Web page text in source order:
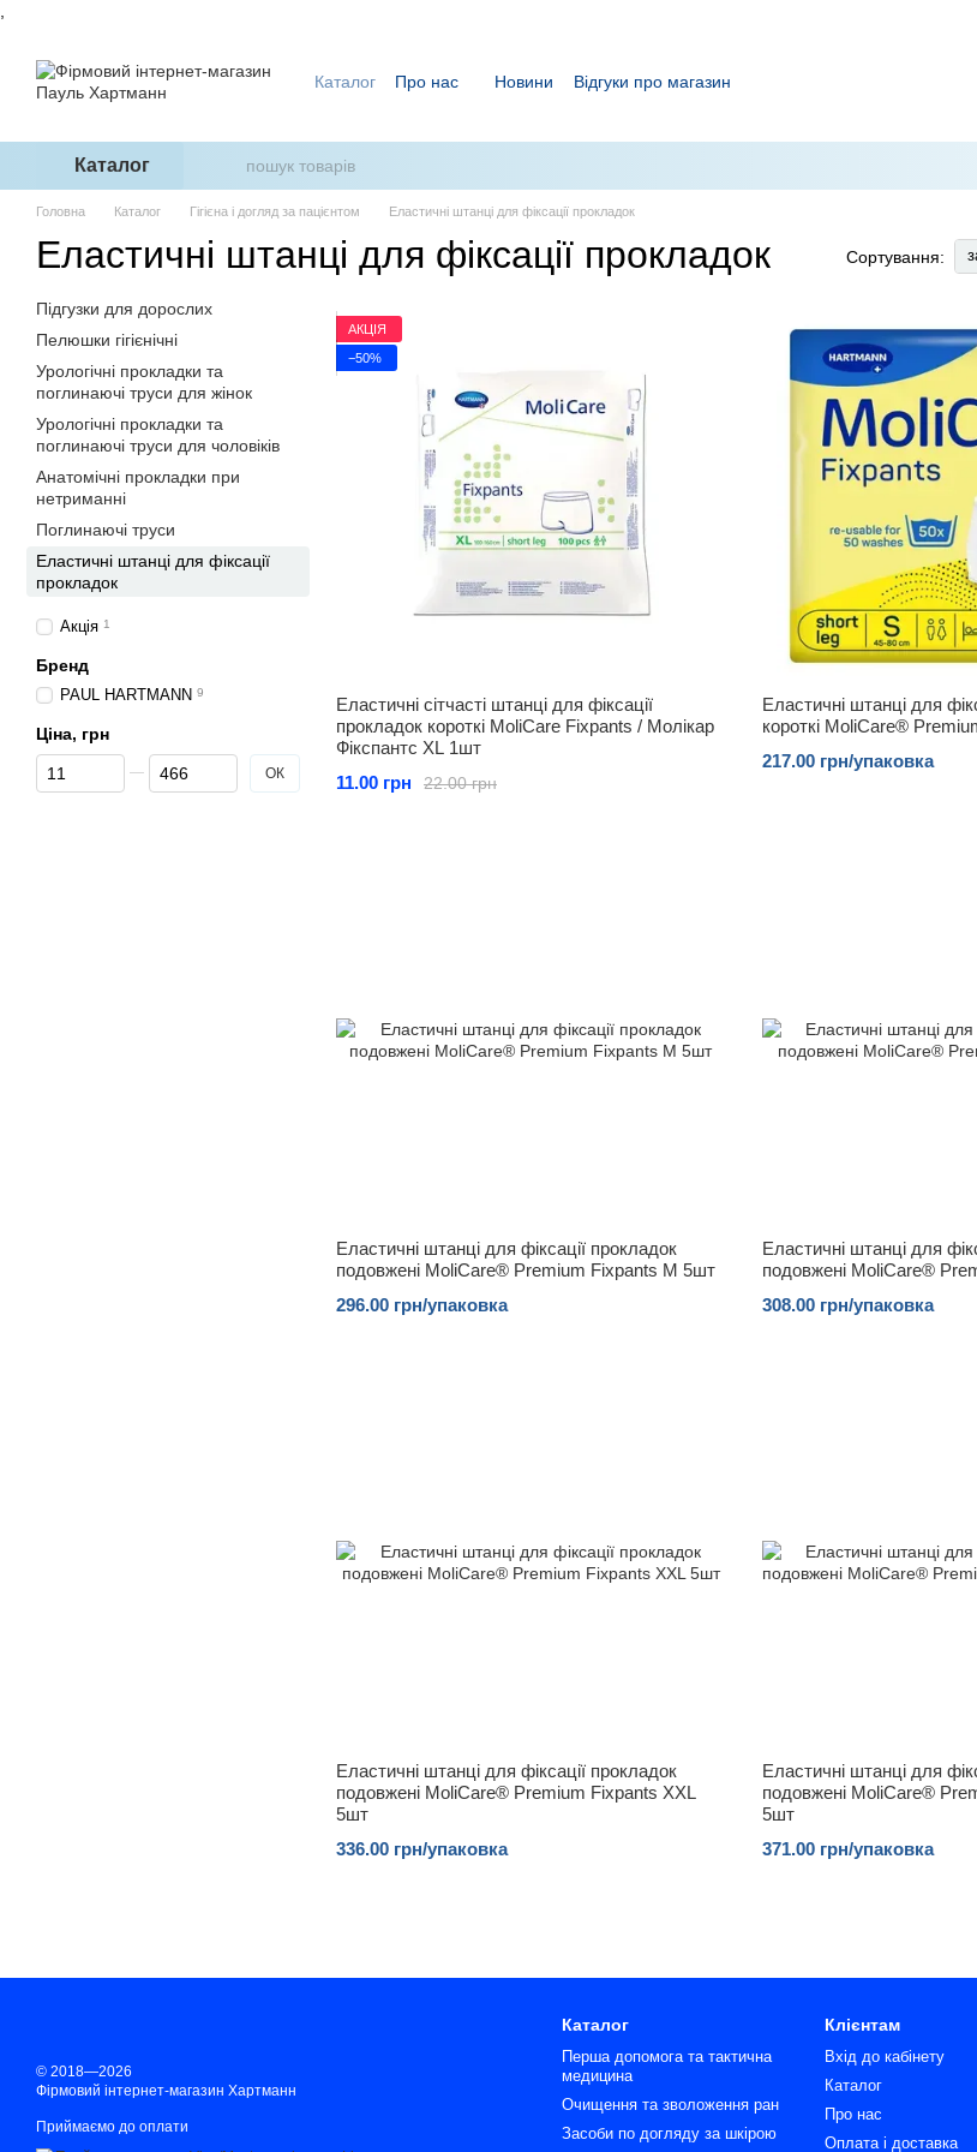
Каталог Про нас Новини
Відгуки про магазин
Каталог
Головна Каталог Гігієна і догляд за пацієнтом Еластичні штанці для фіксації прокладок
Еластичні штанці для фіксації прокладок Сортування:
АКЦІЯ
−50%
Еластичні сітчасті штанці для фіксації
прокладок короткі MoliCare Fixpants / Молікар
Фікспантс XL 1шт
22.00 грн
11.00 грн
Еластичні штанці для
короткі MoliCare®
217.00 грн/упаковка
Еластичні штанці для фіксації прокладок
подовжені MoliCare® Premium Fixpants M 5шт
296.00 грн/упаковка
Еластичні штанці для
подовжені MoliCare®
308.00 грн/упаковка
Еластичні штанці для фіксації прокладок
подовжені MoliCare® Premium Fixpants XXL
5шт
336.00 грн/упаковка
Еластичні штанці для
подовжені MoliCare®
5шт
371.00 грн/упаковка
Підгузки для дорослих
Пелюшки гігієнічні
Урологічні прокладки та
поглинаючі труси для жінок
Урологічні прокладки та
поглинаючі труси для чоловіків
Анатомічні прокладки при
нетриманні
Поглинаючі труси
Еластичні штанці для фіксації
прокладок
Акція 1
Бренд
PAUL HARTMANN 9
Ціна, грн
Від Ціна, грн
До Ціна, грн ОК
© 2018—2026
Фірмовий інтернет-магазин Хартманн
Приймаємо до оплати
Каталог
Перша допомога та тактична
медицина
Очищення та зволоження ран
Засоби по догляду за шкірою
Клієнтам
Вхід до кабінету
Каталог
Про нас
Оплата і доставка